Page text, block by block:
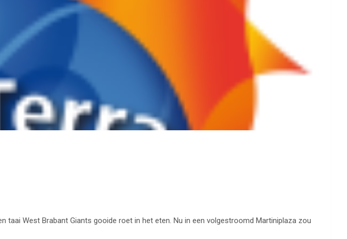
taai West Brabant Giants gooide roet in het eten. Nu in een volgestroomd Martiniplaza zou